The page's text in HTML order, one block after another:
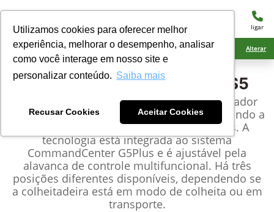
Utilizamos cookies para oferecer melhor
experiência, melhorar o desempenho, analisar
como você interage em nosso site e
personalizar conteúdo. Saiba mais
Recusar Cookies Aceitar Cookies
menu ligar
Ciarama Máquinas Bela Vista Alterar
John Deere Colheitadeira S5
As colheitadeiras S5 permitem que o operador
ajuste tubo de descarga do sem-fim, facilitando a
descarga em carros de grãos e reboques. A
tecnologia está integrada ao sistema
CommandCenter G5Plus e é ajustável pela
alavanca de controle multifuncional. Há três
posições diferentes disponíveis, dependendo se
a colheitadeira está em modo de colheita ou em
transporte.